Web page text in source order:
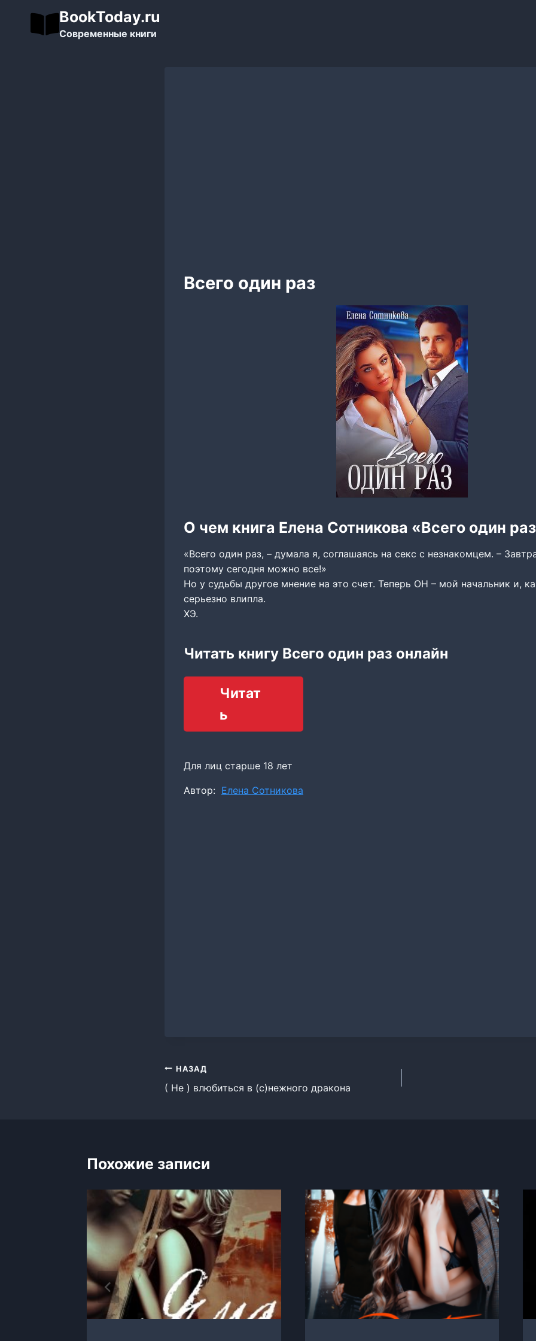
содержимому
BookToday.ru
Современные книги
Всего один раз
О чем книга Елена Сотникова «Всего один
«Всего один раз, – думала я, соглашаясь на секс с незнакомцем. –
поэтому сегодня можно все!»
Но у судьбы другое мнение на это счет. Теперь ОН – мой начальник и,
серьезно влипла.
ХЭ.
Читать книгу Всего один раз онлайн
Читат
ь
Для лиц старше 18 лет
Метки
Автор: Елена Сотникова
Навигация
по
НАЗАД
( Не ) влюбиться в (с)нежного дракона
Похожие записи